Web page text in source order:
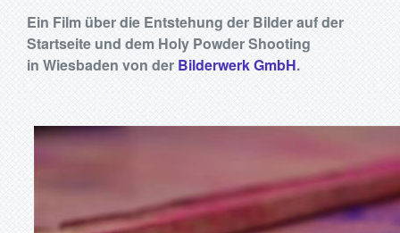
Ein Film über die Entstehung der Bilder auf der
Startseite und dem Holy Powder Shooting
in Wiesbaden von der Bilderwerk GmbH.